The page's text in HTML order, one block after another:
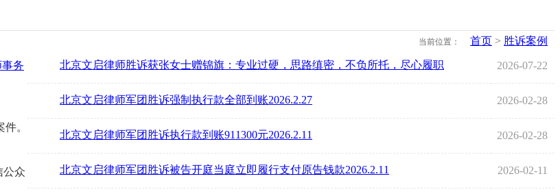
当前位置： 首页 > 胜诉案例
北京文启律师胜诉获张女士赠锦旗：专业过硬，思路缜密，不负所托，尽心履职 2026-07-22
北京文启律师军团胜诉强制执行款全部到账2026.2.27 2026-02-28
北京文启律师军团胜诉执行款到账911300元2026.2.11 2026-02-28
北京文启律师军团胜诉被告开庭当庭立即履行支付原告钱款2026.2.11 2026-02-11
务
。
公众